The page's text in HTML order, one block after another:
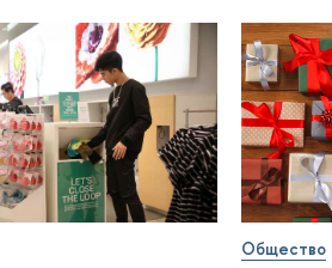
Общество